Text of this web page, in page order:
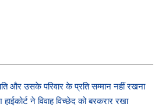
और उसके परिवार के प्रति सम्मान नहीं रखना
ने विवाह विच्छेद को बरकरार रखा